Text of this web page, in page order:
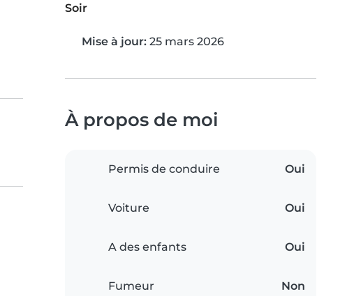
Soir
Mise à jour: 25 mars 2026
À propos de moi
Permis de conduire Oui
Voiture Oui
A des enfants Oui
Fumeur Non